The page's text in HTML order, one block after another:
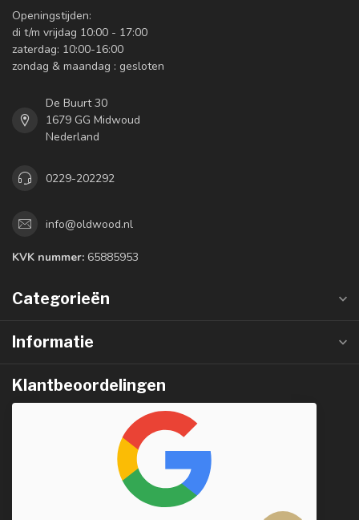
Openingstijden:
di t/m vrijdag 10:00 - 17:00
zaterdag: 10:00-16:00
zondag & maandag : gesloten
De Buurt 30
1679 GG Midwoud
Nederland
0229-202292
info@oldwood.nl
KVK nummer: 65885953
Categorieën
Informatie
Klantbeoordelingen